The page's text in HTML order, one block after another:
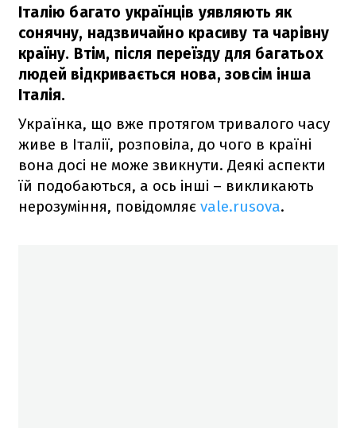
Італію багато українців уявляють як
сонячну, надзвичайно красиву та чарівну
країну. Втім, після переїзду для багатьох
людей відкривається нова, зовсім інша
Італія.
Українка, що вже протягом тривалого часу
живе в Італії, розповіла, до чого в країні
вона досі не може звикнути. Деякі аспекти
їй подобаються, а ось інші – викликають
нерозуміння, повідомляє vale.rusova.